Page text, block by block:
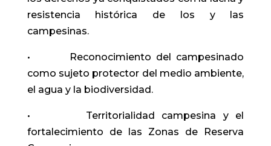
resistencia histórica de los y las
campesinas.
• Reconocimiento del campesinado
como sujeto protector del medio ambiente,
el agua y la biodiversidad.
• Territorialidad campesina y el
fortalecimiento de las Zonas de Reserva